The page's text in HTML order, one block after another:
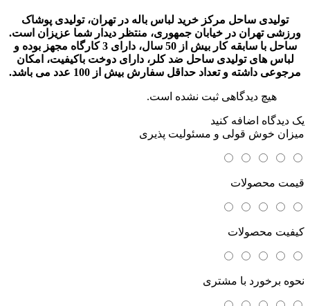
تولیدی ساحل مرکز خرید لباس باله در تهران، تولیدی پوشاک
ورزشی تهران در خیابان جمهوری، منتظر دیدار شما عزیزان است.
ساحل با سابقه کار بیش از 50 سال، دارای 3 کارگاه مجهز بوده و
لباس های تولیدی ساحل ضد کلر، دارای دوخت باکیفیت، امکان
مرجوعی داشته و تعداد حداقل سفارش بیش از 100 عدد می باشد.
هیچ دیدگاهی ثبت نشده است.
یک دیدگاه اضافه کنید
میزان خوش قولی و مسئولیت پذیری
قیمت محصولات
کیفیت محصولات
نحوه برخورد با مشتری